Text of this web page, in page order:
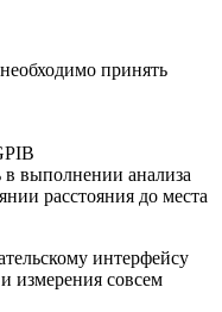
принять
в выполнении анализа
расстояния до места
интерфейсу
измерения совсем